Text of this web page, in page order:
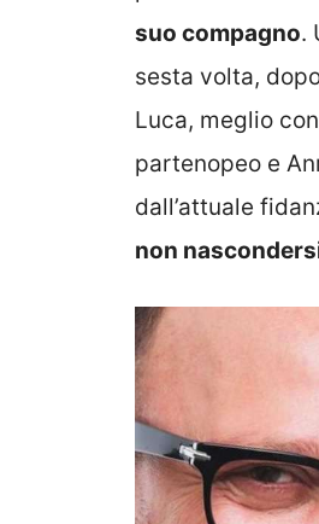
suo compagno.
sesta volta,
Luca, meglio
partenopeo e
dall’attuale
non